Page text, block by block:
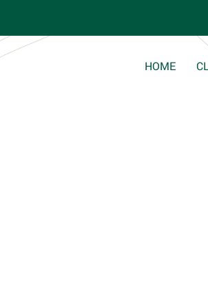
HOME
wp-content/themes/clubfarallones/